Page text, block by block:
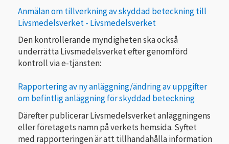
Anmälan om tillverkning av skyddad beteckning till
Livsmedelsverket - Livsmedelsverket
Den kontrollerande myndigheten ska också
underrätta Livsmedelsverket efter genomförd
kontroll via e-tjänsten:
Rapportering av ny anläggning/ändring av uppgifter
om befintlig anläggning för skyddad beteckning
Därefter publicerar Livsmedelsverket anläggningens
eller företagets namn på verkets hemsida. Syftet
med rapporteringen är att tillhandahålla information